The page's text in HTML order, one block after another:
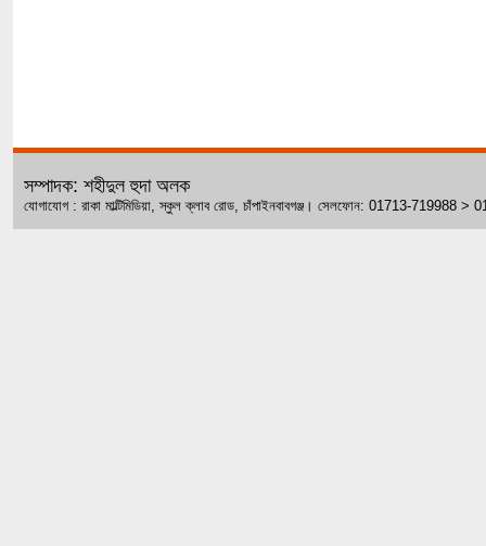
সম্পাদক: শহীদুল হুদা অলক
যোগাযোগ : রাকা মাল্টিমিডিয়া, স্কুল ক্লাব রোড, চাঁপাইনবাবগঞ্জ। সেলফোন: 01713-